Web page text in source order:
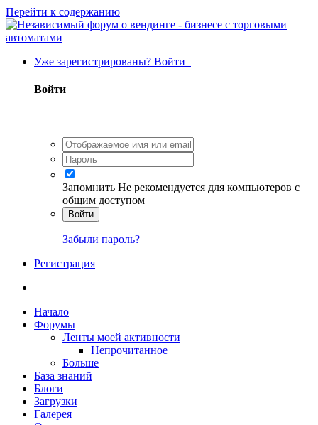
Перейти к содержанию
Уже зарегистрированы? Войти
Войти
Запомнить Не рекомендуется для компьютеров с
общим доступом
Войти
Забыли пароль?
Регистрация
Начало
Форумы
Ленты моей активности
Непрочитанное
Больше
База знаний
Блоги
Загрузки
Галерея